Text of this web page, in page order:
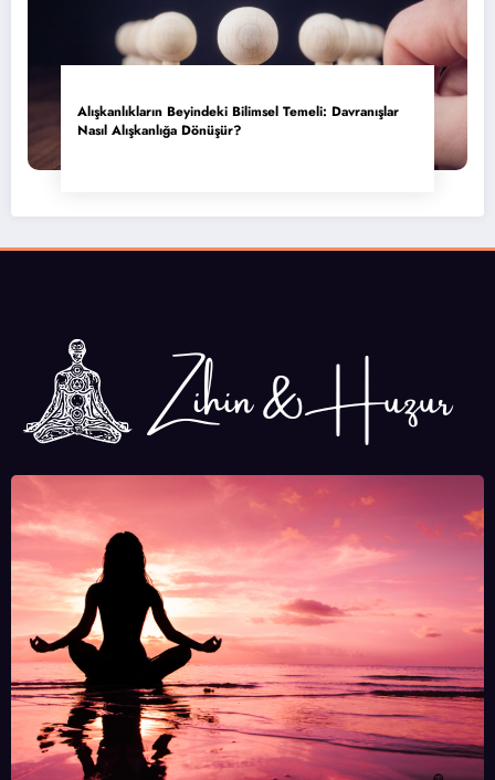
Alışkanlıkların Beyindeki Bilimsel Temeli: Davranışlar
Nasıl Alışkanlığa Dönüşür?